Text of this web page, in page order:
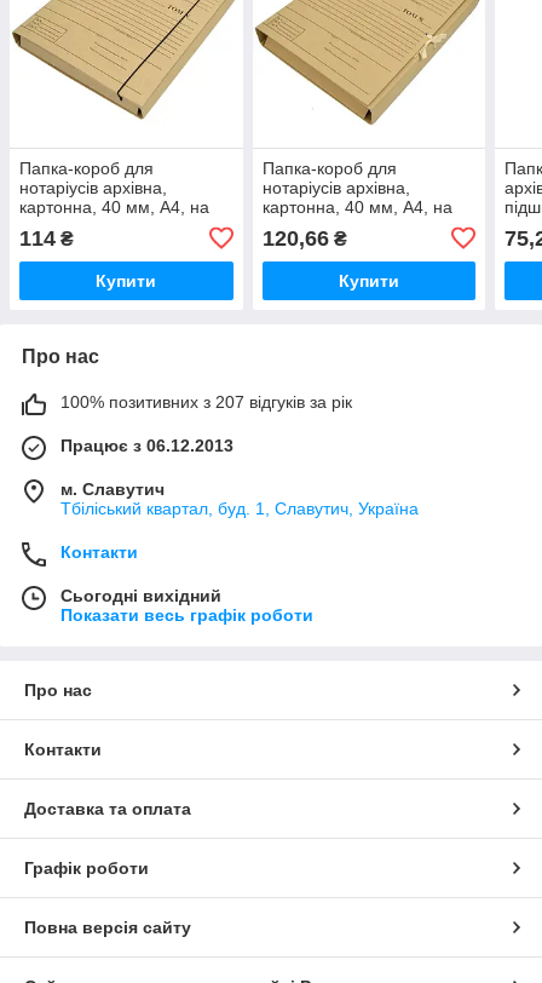
Папка-короб для
нотаріусів архівна,
картонна, 40 мм, А4, на
резинці, КРАФТ-покриття,
з титулкою
114 ₴
Купити
Папка-короб для
нотаріусів архівна,
картонна, 40 мм, А4, на
покриття, з титулкою
120,66₴
Купити
Про нас
100% позитивних з 207 відгуків за рік
Працює з 06.12.2013
м. Славутич
Тбіліський квартал, буд. 1, Славутич, Україна
Контакти
Сьогодні вихідний
Показати весь графік роботи
Про нас
Контакти
Доставка та оплата
Графік роботи
Повна версія сайту